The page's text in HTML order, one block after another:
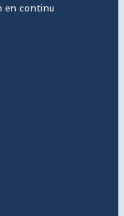
en continu